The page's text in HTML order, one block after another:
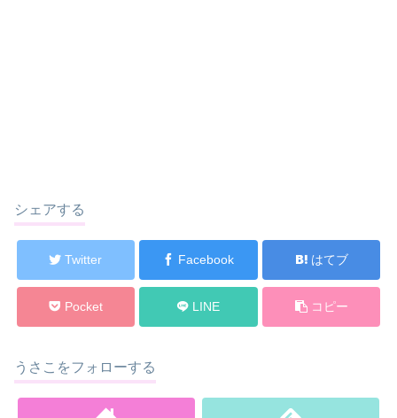
シェアする
Twitter Facebook はてブ
Pocket LINE コピー
うさこをフォローする